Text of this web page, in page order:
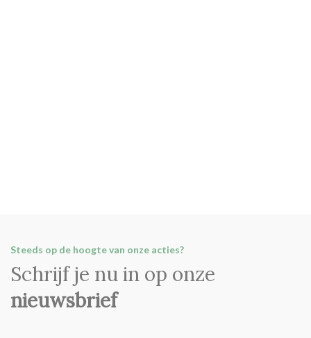
Steeds op de hoogte van onze acties?
Schrijf je nu in op onze
nieuwsbrief